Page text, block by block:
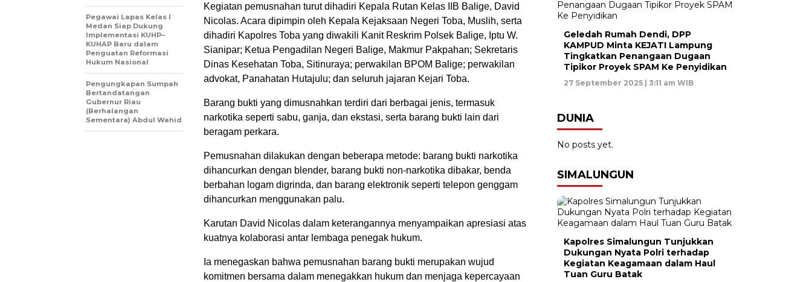
Kegiatan pemusnahan turut dihadiri Kepala Rutan Kelas IIB Balige, David
Nicolas. Acara dipimpin oleh Kepala Kejaksaan Negeri Toba, Muslih, serta
dihadiri Kapolres Toba yang diwakili Kanit Reskrim Polsek Balige, Iptu W.
Sianipar; Ketua Pengadilan Negeri Balige, Makmur Pakpahan; Sekretaris
Dinas Kesehatan Toba, Sitinuraya; perwakilan BPOM Balige; perwakilan
advokat, Panahatan Hutajulu; dan seluruh jajaran Kejari Toba.
Barang bukti yang dimusnahkan terdiri dari berbagai jenis, termasuk
narkotika seperti sabu, ganja, dan ekstasi, serta barang bukti lain dari
beragam perkara.
Pemusnahan dilakukan dengan beberapa metode: barang bukti narkotika
dihancurkan dengan blender, barang bukti non-narkotika dibakar, benda
berbahan logam digrinda, dan barang elektronik seperti telepon genggam
dihancurkan menggunakan palu.
Karutan David Nicolas dalam keterangannya menyampaikan apresiasi atas
kuatnya kolaborasi antar lembaga penegak hukum.
Ia menegaskan bahwa pemusnahan barang bukti merupakan wujud
komitmen bersama dalam menegakkan hukum dan menjaga kepercayaan
Pegawai Lapas Kelas I
Medan Siap Dukung
Implementasi KUHP–
KUHAP Baru dalam
Penguatan Reformasi
Hukum Nasional
Pengungkapan Sumpah
Bertandatangan
Gubernur Riau
(Berhalangan
Sementara) Abdul Wahid
Geledah Rumah Dendi, DPP
KAMPUD Minta KEJATI Lampung
Tingkatkan Penangaan Dugaan
Tipikor Proyek SPAM Ke Penyidikan
27 September 2025 | 3:11 am WIB
DUNIA
No posts yet.
SIMALUNGUN
Kapolres Simalungun Tunjukkan
Dukungan Nyata Polri terhadap
Kegiatan Keagamaan dalam Haul
Tuan Guru Batak